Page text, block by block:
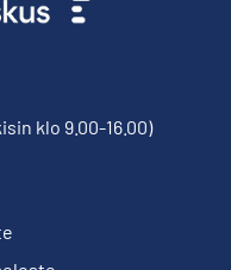
klo 9.00-16.00)